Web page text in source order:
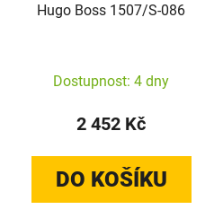
Hugo Boss 1507/S-086
Dostupnost: 4 dny
2 452 Kč
DO KOŠÍKU